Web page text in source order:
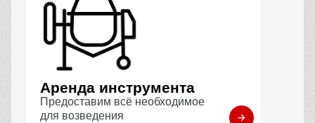
Аренда инструмента
Предоставим всё необходимое
для возведения